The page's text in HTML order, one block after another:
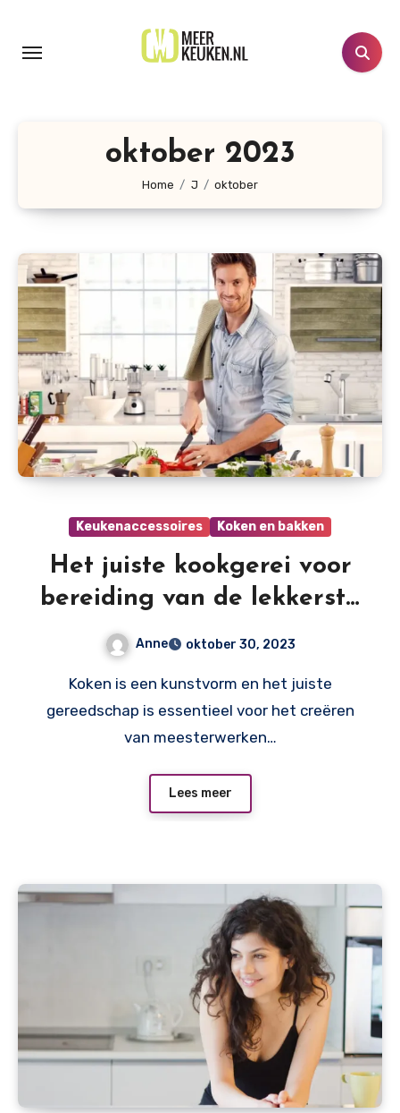
inhoud
oktober 2023
Home J oktober
Keukenaccessoires Koken en bakken
Het juiste kookgerei voor
bereiding van de lekkerste
Anne oktober 30, 2023
Koken is een kunstvorm en het juiste
gereedschap is essentieel voor het creëren
van meesterwerken…
Lees meer